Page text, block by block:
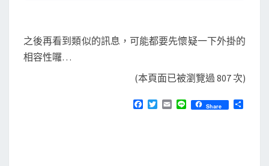
之後再看到類似的訊息，可能都要先懷疑一下外掛的
相容性囉…
(本頁面已被瀏覽過 807 次)
E
Share